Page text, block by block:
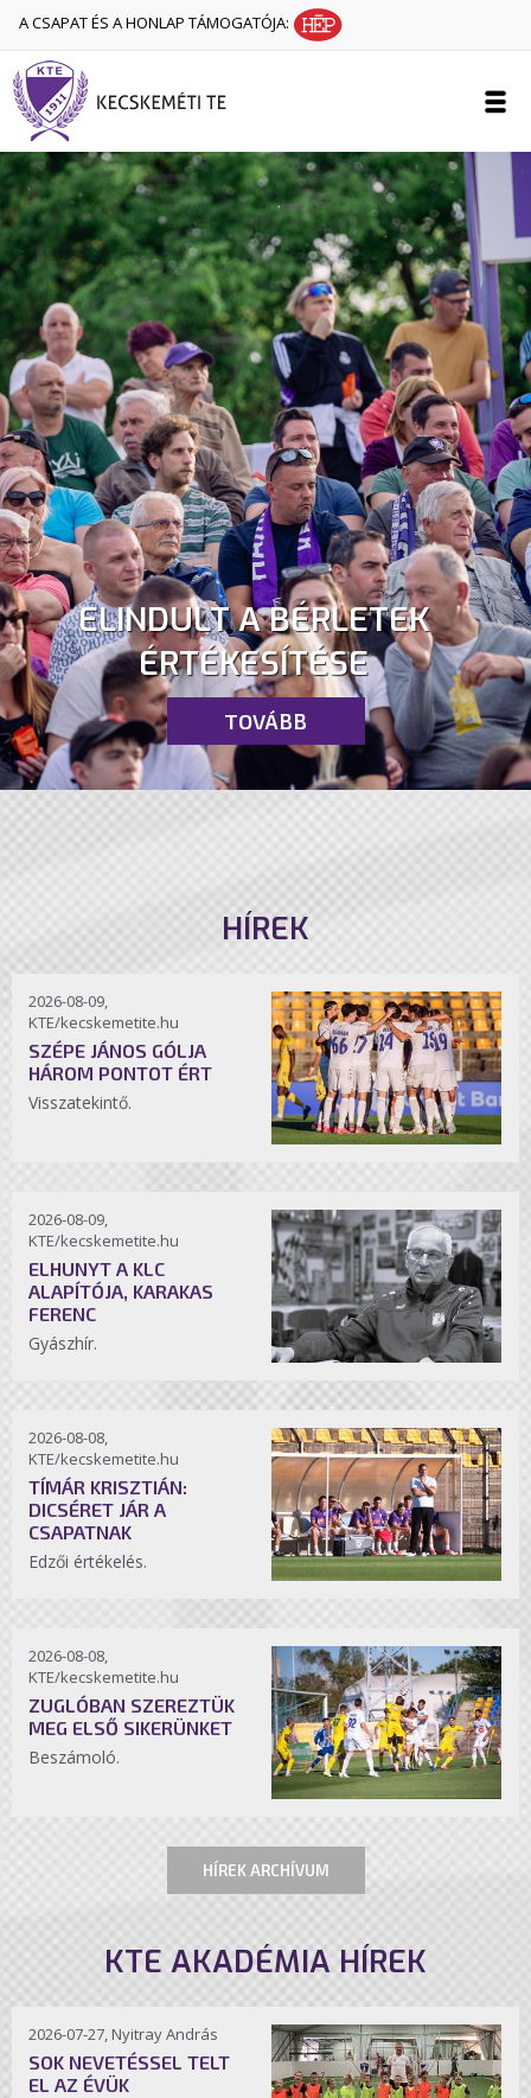
A CSAPAT ÉS A HONLAP TÁMOGATÓJA:
ELINDULT A BÉRLETEK
ÉRTÉKESÍTÉSE
TOVÁBB
HÍREK
2026-08-09,
KTE/kecskemetite.hu
SZÉPE JÁNOS GÓLJA
HÁROM PONTOT ÉRT
Visszatekintő.
2026-08-09,
KTE/kecskemetite.hu
ELHUNYT A KLC
ALAPÍTÓJA, KARAKAS
FERENC
Gyászhír.
2026-08-08,
KTE/kecskemetite.hu
TÍMÁR KRISZTIÁN:
DICSÉRET JÁR A
CSAPATNAK
Edzői értékelés.
2026-08-08,
KTE/kecskemetite.hu
ZUGLÓBAN SZEREZTÜK
MEG ELSŐ SIKERÜNKET
Beszámoló.
HÍREK ARCHÍVUM
KTE AKADÉMIA HÍREK
2026-07-27, Nyitray András
SOK NEVETÉSSEL TELT
EL AZ ÉVÜK